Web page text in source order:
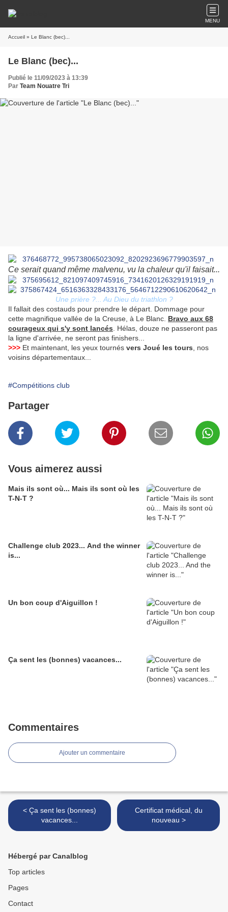
MENU
Accueil » Le Blanc (bec)...
Le Blanc (bec)...
Publié le 11/09/2023 à 13:39
Par Team Nouatre Tri
Ce serait quand même malvenu, vu la chaleur qu'il faisait...
Une prière ?... Au Dieu du triathlon ?
Il fallait des costauds pour prendre le départ. Dommage pour
cette magnifique vallée de la Creuse, à Le Blanc. Bravo aux 68
courageux qui s'y sont lancés . Hélas, douze ne passeront pas
la ligne d'arrivée, ne seront pas finishers...
>>> Et maintenant, les yeux tournés vers Joué les tours , nos
voisins départementaux...
#Compétitions club
Partager
Vous aimerez aussi
Mais ils sont où... Mais ils sont où les
T-N-T ?
Challenge club 2023... And the winner
is...
Un bon coup d'Aiguillon !
Ça sent les (bonnes) vacances...
Commentaires
Ajouter un commentaire
< Ça sent les (bonnes)
vacances...
Certificat médical, du
nouveau >
Hébergé par Canalblog
Top articles
Pages
Contact